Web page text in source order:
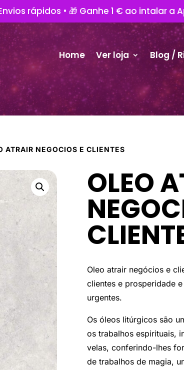
rápidos • 🎁 Ganhe 1 € ao intalar a
Home Ver loja Blog /
ATRAIR NEGOCIOS E CLIENTES
OLEO
Oleo atrair negócios e
clientes e prosperidade
urgentes.
Os óleos litúrgicos são
os trabalhos espirituais,
velas, conferindo-lhes
de trabalhos de magia,